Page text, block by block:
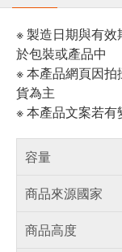
※ 製造日期與有
於包裝或產品中
※ 本產品網頁因
貨為主
※ 本產品文案若
容量
商品來源國家
商品高度